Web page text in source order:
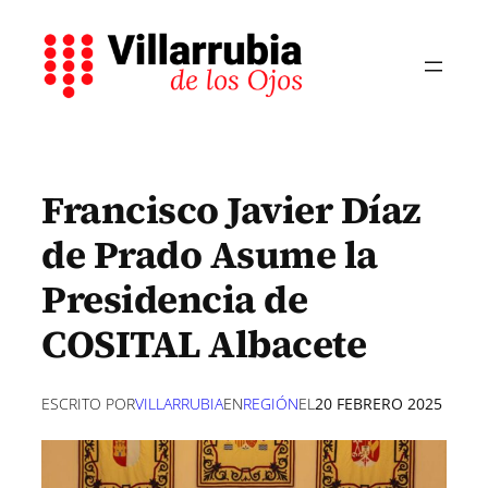
contenido
Francisco Javier Díaz
de Prado Asume la
Presidencia de
COSITAL Albacete
ESCRITO PORVILLARRUBIAENREGIÓNEL20 FEBRERO 2025